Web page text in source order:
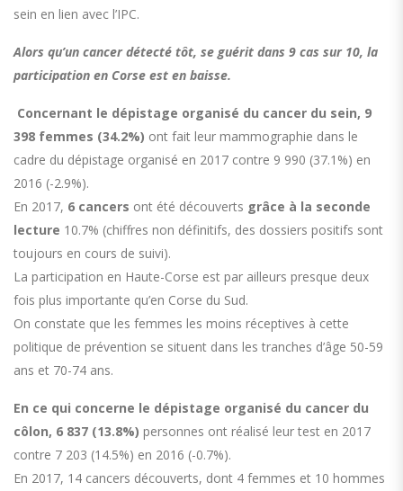
sein en lien avec l’IPC.
Alors qu’un cancer détecté tôt, se guérit dans 9 cas sur 10, la
participation en Corse est en baisse.
Concernant le dépistage organisé du cancer du sein, 9
398 femmes (34.2%) ont fait leur mammographie dans le
cadre du dépistage organisé en 2017 contre 9 990 (37.1%) en
2016 (-2.9%).
En 2017, 6 cancers ont été découverts grâce à la seconde
lecture 10.7% (chiffres non définitifs, des dossiers positifs sont
toujours en cours de suivi).
La participation en Haute-Corse est par ailleurs presque deux
fois plus importante qu’en Corse du Sud.
On constate que les femmes les moins réceptives à cette
politique de prévention se situent dans les tranches d’âge 50-59
ans et 70-74 ans.
En ce qui concerne le dépistage organisé du cancer du
côlon, 6 837 (13.8%) personnes ont réalisé leur test en 2017
contre 7 203 (14.5%) en 2016 (-0.7%).
En 2017, 14 cancers découverts, dont 4 femmes et 10 hommes